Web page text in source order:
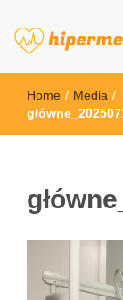
Home / Media /